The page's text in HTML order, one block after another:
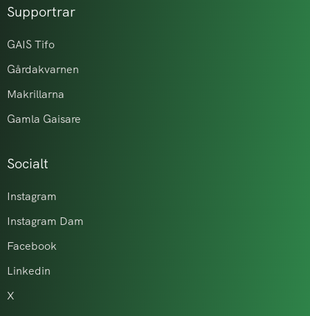
Supportrar
GAIS Tifo
Gårdakvarnen
Makrillarna
Gamla Gaisare
Socialt
Instagram
Instagram Dam
Facebook
Linkedin
X